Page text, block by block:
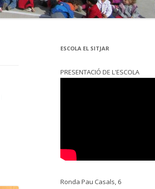
ESCOLA EL SITJAR
PRESENTACIÓ DE L'ESCOLA
Ronda Pau Casals, 6